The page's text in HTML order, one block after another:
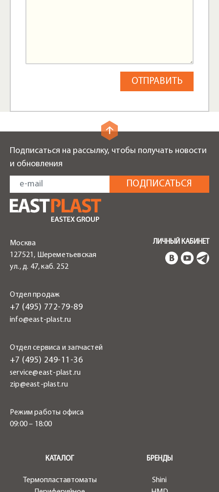
Подписаться на рассылку, чтобы получать новости
и обновления
Москва
127521, Шереметьевская
ул., д. 47, каб. 252
Отдел продаж
+7 (495) 772-79-89
info@east-plast.ru
Отдел сервиса и запчастей
+7 (495) 249-11-36
service@east-plast.ru
zip@east-plast.ru
Режим работы офиса
09:00 – 18:00
ЛИЧНЫЙ КАБИНЕТ
КАТАЛОГ
Термопластавтоматы
БРЕНДЫ
Shini